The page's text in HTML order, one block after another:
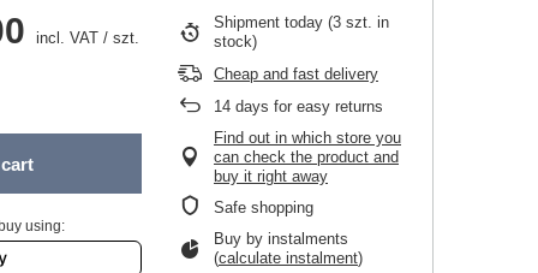
incl. VAT / szt.
using:
Shipment today (3 szt. in
stock)
Cheap and fast delivery
14 days for easy returns
Find out in which store you
can check the product and
buy it right away
Safe shopping
Buy by instalments
(calculate instalment)